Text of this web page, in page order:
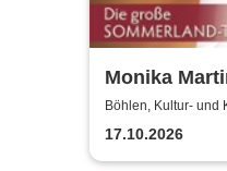
Monika
Böhlen, Kultur- und
17.10.2026